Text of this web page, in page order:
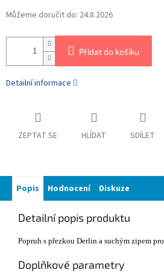
Můžeme doručit do: 24.8.2026
Přidat do košíku
Detailní informace
ZEPTAT SE HLÍDAT SDÍLET
Popis Hodnocení Diskuze
Detailní popis produktu
Popruh s přezkou Derlin a suchým zipem
Doplňkové parametry